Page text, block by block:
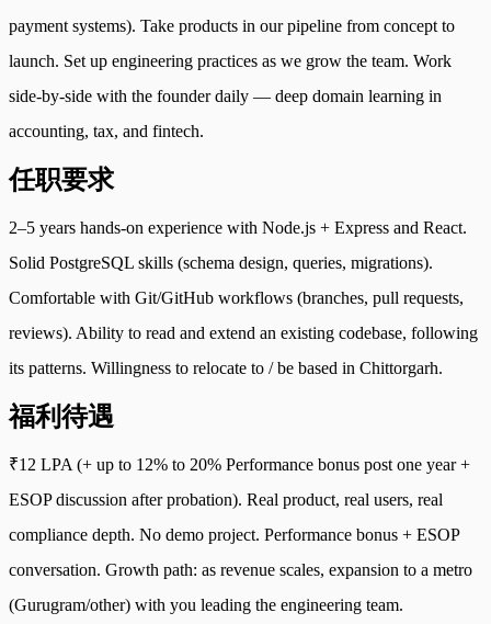
payment systems). Take products in our pipeline from concept to
launch. Set up engineering practices as we grow the team. Work
side-by-side with the founder daily — deep domain learning in
accounting, tax, and fintech.
任职要求
2–5 years hands-on experience with Node.js + Express and React.
Solid PostgreSQL skills (schema design, queries, migrations).
Comfortable with Git/GitHub workflows (branches, pull requests,
reviews). Ability to read and extend an existing codebase, following
its patterns. Willingness to relocate to / be based in Chittorgarh.
福利待遇
₹12 LPA (+ up to 12% to 20% Performance bonus post one year +
ESOP discussion after probation). Real product, real users, real
compliance depth. No demo project. Performance bonus + ESOP
conversation. Growth path: as revenue scales, expansion to a metro
(Gurugram/other) with you leading the engineering team.